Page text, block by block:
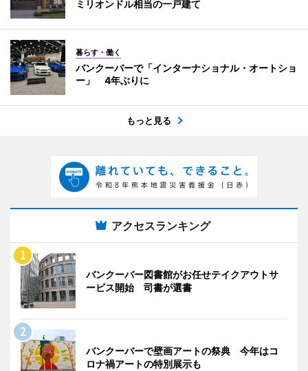
ミリオンドル相当の一戸建て
暮らす・働く
バンクーバーで「インターナショナル・オートショ
ー」 4年ぶりに
もっと見る
アクセスランキング
バンクーバー図書館がお任せテイクアウトサ
ービス開始 司書が選書
バンクーバーで壁画アートの祭典 今年はコ
ロナ禍アートの特別展示も